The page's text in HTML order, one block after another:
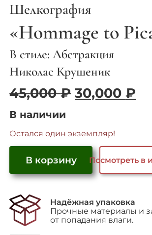
Шелкография
«Hommage to
В стиле: Абстракция
Николас Крушеник
45,000₽
45,000 ₽.
30,000₽
В наличии
Остался один экземпляр!
Количество
"Hommage
to
Picasso"
В корзину Посмотреть в
Надёжная упаковка
Прочные материалы и
от попадания влаги.